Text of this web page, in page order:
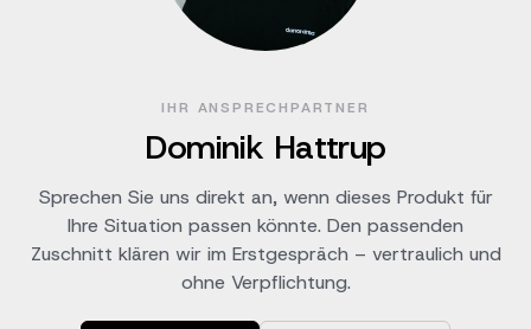
IHR ANSPRECHPARTNER
Dominik Hattrup
Sprechen Sie uns direkt an, wenn dieses Produkt für
Ihre Situation passen könnte. Den passenden
Zuschnitt klären wir im Erstgespräch – vertraulich und
ohne Verpflichtung.